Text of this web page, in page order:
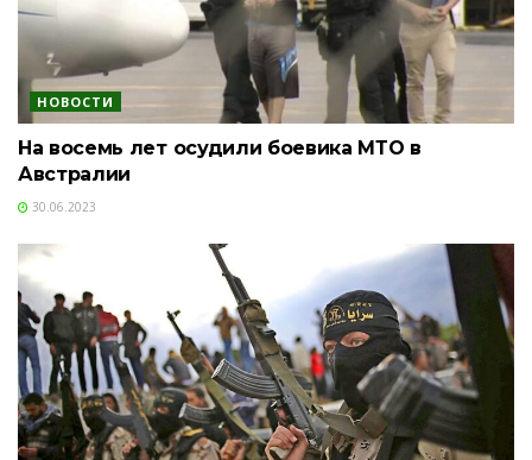
НОВОСТИ
На восемь лет осудили боевика МТО в
Австралии
30.06.2023